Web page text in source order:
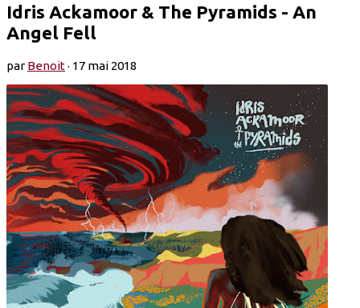
Idris Ackamoor & The Pyramids - An
Angel Fell
parBenoit· 17 mai 2018